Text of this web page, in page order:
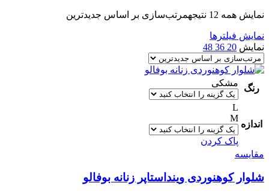
نمایش همه 12 نتیجه مرتب‌سازی بر اساس جدیدترین
نمایش فیلترها
نمایش 20
36
48
رنگ
مشکی
اندازه
L
M
پاک کردن
مقایسه
شلوار کوهنوردی وینداستاپر زنانه بوفالو